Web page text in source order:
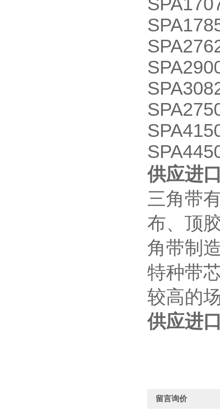
供应进
三角带
布、顶
角带制
特种带
较高的
供应进
留言询价